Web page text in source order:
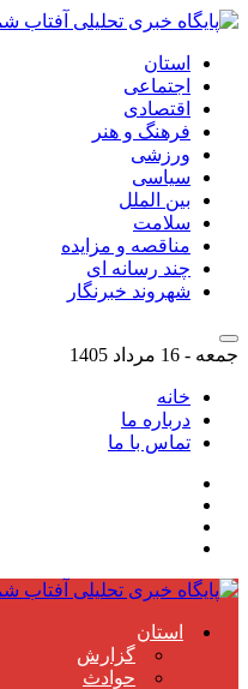
استان
اجتماعی
اقتصادی
فرهنگ و هنر
ورزشی
سیاسی
بین الملل
سلامت
مناقصه و مزایده
چند رسانه ای
شهروند خبرنگار
جمعه - 16 مرداد 1405
خانه
درباره ما
تماس با ما
استان
گزارش
حوادث